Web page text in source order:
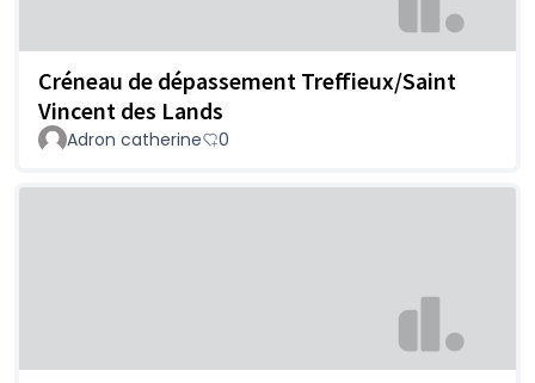
Créneau de dépassement Treffieux/Saint
Vincent des Lands
Adron catherine 0